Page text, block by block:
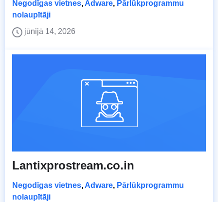
Negodīgas vietnes, Adware, Pārlūkprogrammu
nolaupītāji
jūnijā 14, 2026
Lantixprostream.co.in
Negodīgas vietnes, Adware, Pārlūkprogrammu
nolaupītāji